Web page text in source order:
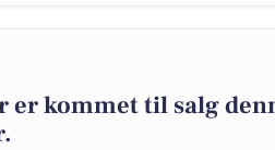
er kommet til salg